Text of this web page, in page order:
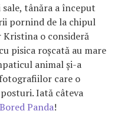
tânăra a început
pornind de la chipul
Kristina o consideră
pisica roșcată au mare
animal și-a
care o
Iată câteva
Bored Panda!